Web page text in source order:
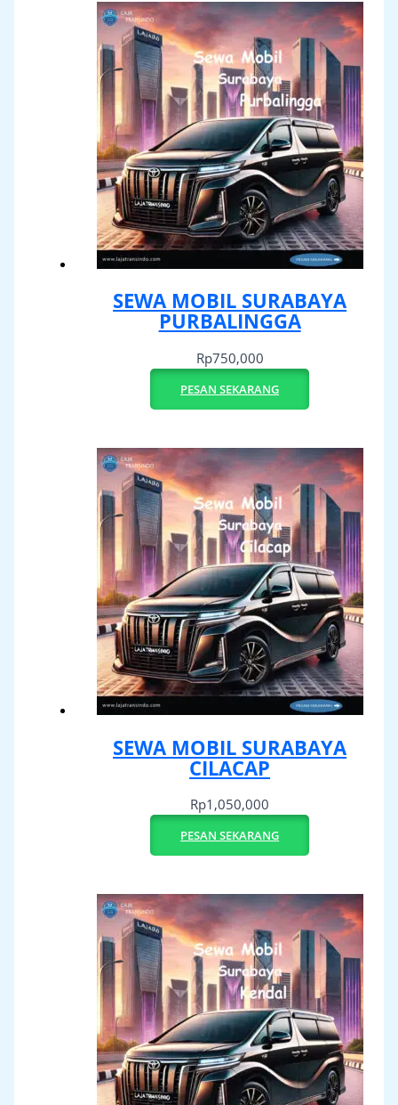
SEWA MOBIL SURABAYA
PURBALINGGA
Rp750,000
PESAN SEKARANG
SEWA MOBIL SURABAYA
CILACAP
Rp1,050,000
PESAN SEKARANG